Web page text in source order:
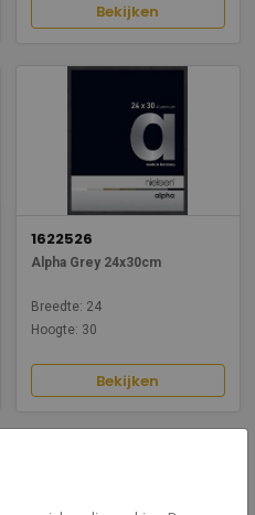
Bekijken
1622526
Alpha Grey 24x30cm
Breedte: 24
Hoogte: 30
Bekijken